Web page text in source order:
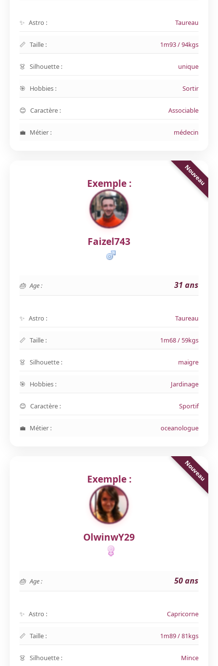
Astro : Taureau
Taille : 1m93 / 94kgs
Silhouette : unique
Hobbies : Sortir
Caractère : Associable
Métier : médecin
Exemple :
Faizel743
Age : 31 ans
Astro : Taureau
Taille : 1m68 / 59kgs
Silhouette : maigre
Hobbies : Jardinage
Caractère : Sportif
Métier : oceanologue
Exemple :
OlwinwY29
Age : 50 ans
Astro : Capricorne
Taille : 1m89 / 81kgs
Silhouette : Mince